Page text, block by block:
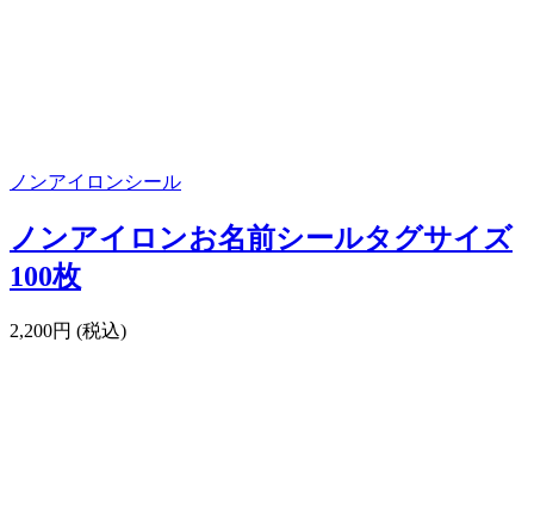
ノンアイロンシール
ノンアイロンお名前シールタグサイズ
100枚
2,200円 (税込)